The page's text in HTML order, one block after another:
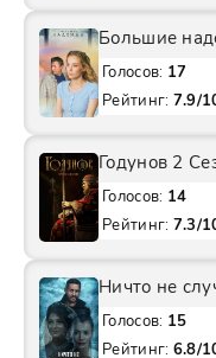
Большие
Голосов: 17
Рейтинг: 7.9/
Годунов 2
Голосов: 14
Рейтинг: 7.3/
Ничто не
Голосов: 15
Рейтинг: 6.8/